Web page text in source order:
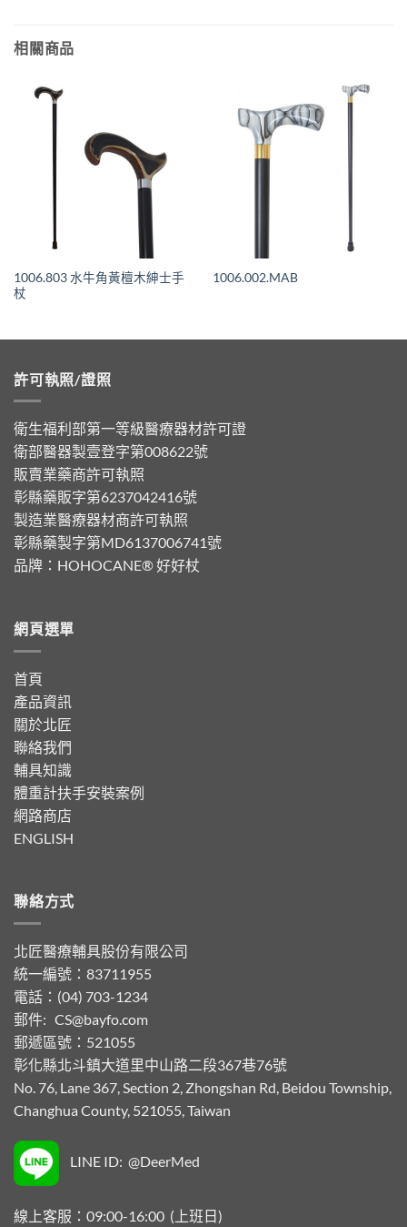
相關商品
1006.803 水牛角黃檀木紳士手
杖
1006.002.MAB
許可執照/證照
衛生福利部第一等級醫療器材許可證
衛部醫器製壹登字第008622號
販賣業藥商許可執照
彰縣藥販字第6237042416號
製造業醫療器材商許可執照
彰縣藥製字第MD6137006741號
品牌： HOHOCANE® 好好杖
網頁選單
首頁
產品資訊
關於北匠
聯絡我們
輔具知識
體重計扶手安裝案例
網路商店
ENGLISH
聯絡方式
北匠醫療輔具股份有限公司
統一編號：83711955
電話：(04) 703-1234
郵件: CS@bayfo.com
郵遞區號：521055
彰化縣北斗鎮大道里中山路二段367巷76號
No. 76, Lane 367, Section 2, Zhongshan Rd, Beidou Township,
Changhua County, 521055, Taiwan
LINE ID: @DeerMed
線上客服：09:00-16:00 (上班日)